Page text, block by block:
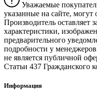
Уважаемые
указанные на сайте, могут
Производитель оставляет
характеристики,
предварительного
подробности у
не является публичной
Статьи 437 Гражданского
Информация